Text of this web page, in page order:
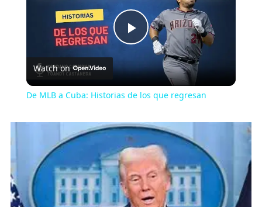
Play
Video
Watch on
De MLB a Cuba: Historias de los que regresan